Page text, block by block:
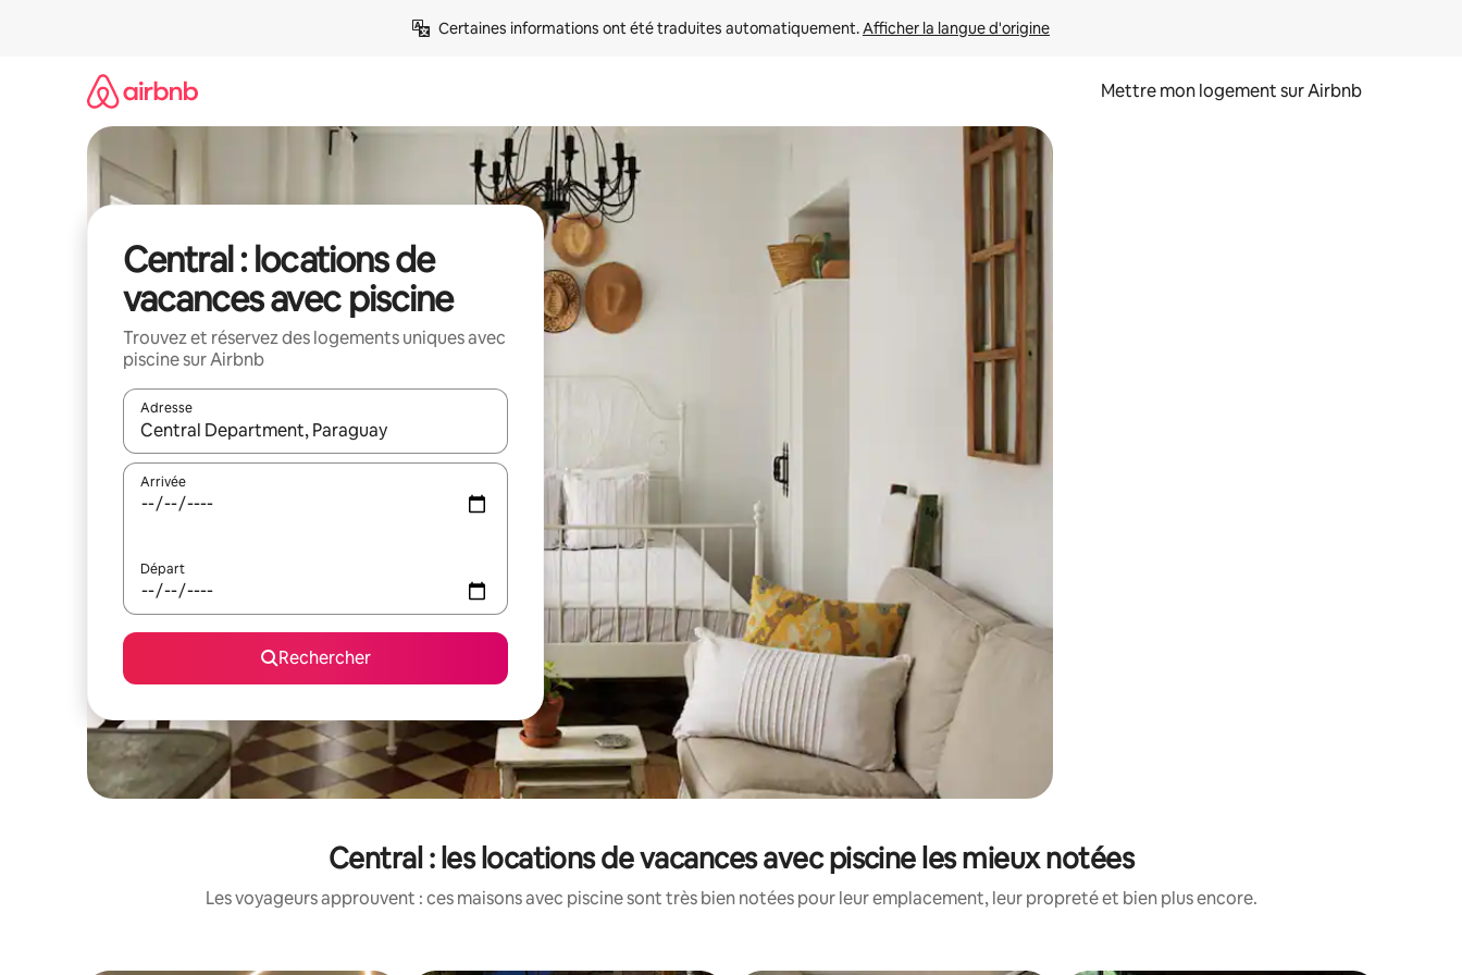
Certaines informations ont été traduites automatiquement. Afficher la langue d'origine
Mettre mon logement sur Airbnb
Central : locations de
vacances avec piscine
Trouvez et réservez des logements uniques avec
piscine sur Airbnb
Adresse
Lorsque les résultats s'affichent, utilisez les flèches vers le haut et vers le bas pour les parcourir ou en appuyant et en faisant glisser.
Arrivée
Départ
Rechercher
Central : les locations de vacances avec piscine les mieux notées
Les voyageurs approuvent : ces maisons avec piscine sont très bien notées pour leur emplacement, leur propreté et bien plus encore.